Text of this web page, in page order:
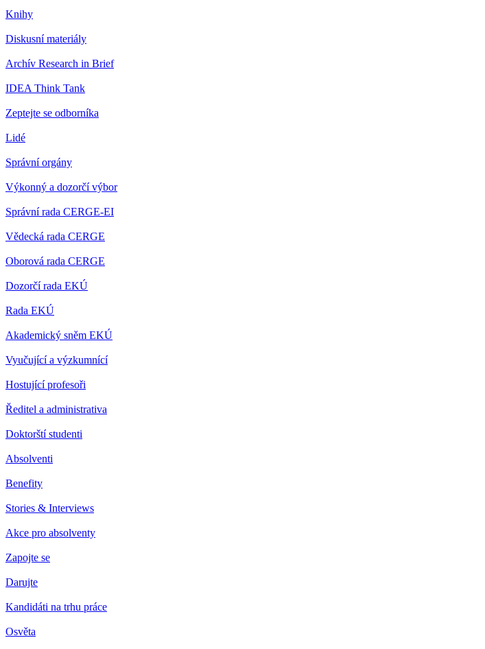
Knihy
Diskusní materiály
Archív Research in Brief
IDEA Think Tank
Zeptejte se odborníka
Lidé
Správní orgány
Výkonný a dozorčí výbor
Správní rada CERGE-EI
Vědecká rada CERGE
Oborová rada CERGE
Dozorčí rada EKÚ
Rada EKÚ
Akademický sněm EKÚ
Vyučující a výzkumnící
Hostující profesoři
Ředitel a administrativa
Doktorští studenti
Absolventi
Benefity
Stories & Interviews
Akce pro absolventy
Zapojte se
Darujte
Kandidáti na trhu práce
Osvěta